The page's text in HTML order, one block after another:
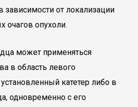
от локализации
очагов опухоли.
может применяться
в область левого
катетер либо в
одновременно с его